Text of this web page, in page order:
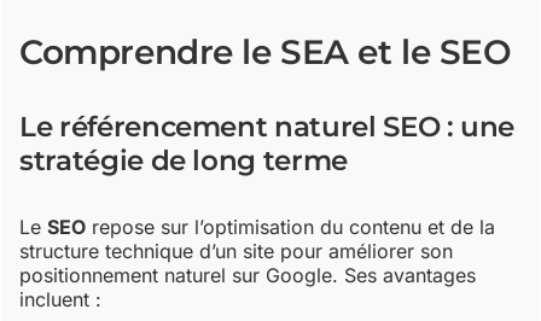
Comprendre le SEA et le SEO
Le référencement naturel SEO : une
stratégie de long terme
LeSEO repose sur l’optimisation du contenu et de la
structure technique d’un site pour améliorer son
positionnement naturel sur Google. Ses avantages
incluent :